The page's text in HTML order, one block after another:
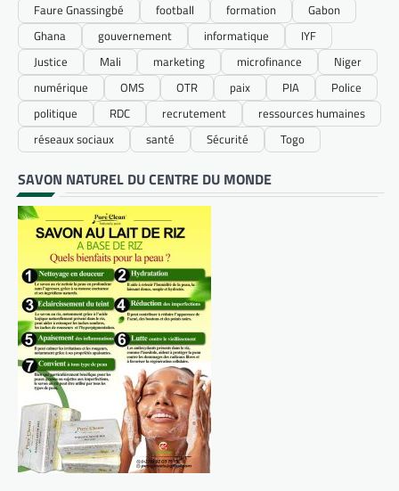
Faure Gnassingbé
football formation
Gabon
Ghana
gouvernement informatique
IYF
Justice
Mali marketing microfinance
Niger
numérique
OMS OTR paix PIA
Police
politique
RDC recrutement
ressources humaines
réseaux sociaux
santé Sécurité Togo
SAVON NATUREL DU CENTRE DU MONDE